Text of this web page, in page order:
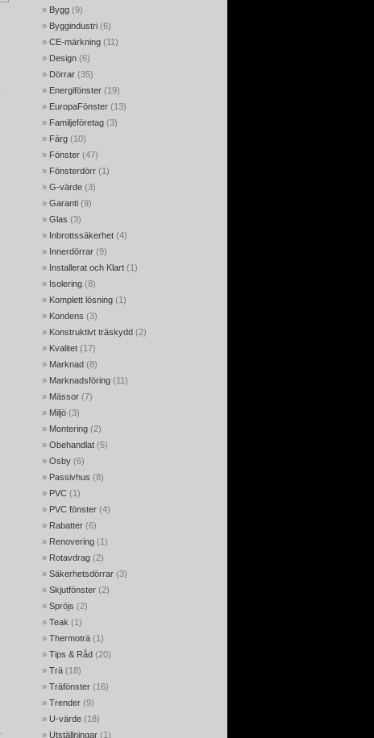
Bygg (9)
Byggindustri (6)
CE-märkning (11)
Design (6)
Dörrar (35)
Energifönster (19)
EuropaFönster (13)
Familjeföretag (3)
Färg (10)
Fönster (47)
Fönsterdörr (1)
G-värde (3)
Garanti (9)
Glas (3)
Inbrottssäkerhet (4)
Innerdörrar (9)
Installerat och Klart (1)
Isolering (8)
Komplett lösning (1)
Kondens (3)
Konstruktivt träskydd (2)
Kvalitet (17)
Marknad (8)
Marknadsföring (11)
Mässor (7)
Miljö (3)
Montering (2)
Obehandlat (5)
Osby (6)
Passivhus (8)
PVC (1)
PVC fönster (4)
Rabatter (6)
Renovering (1)
Rotavdrag (2)
Säkerhetsdörrar (3)
Skjutfönster (2)
Spröjs (2)
Teak (1)
Thermoträ (1)
Tips & Råd (20)
Trä (18)
Träfönster (16)
Trender (9)
U-värde (18)
Utställningar (1)